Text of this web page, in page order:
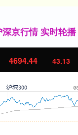
深京行情 实时轮播
4694.44 43.13